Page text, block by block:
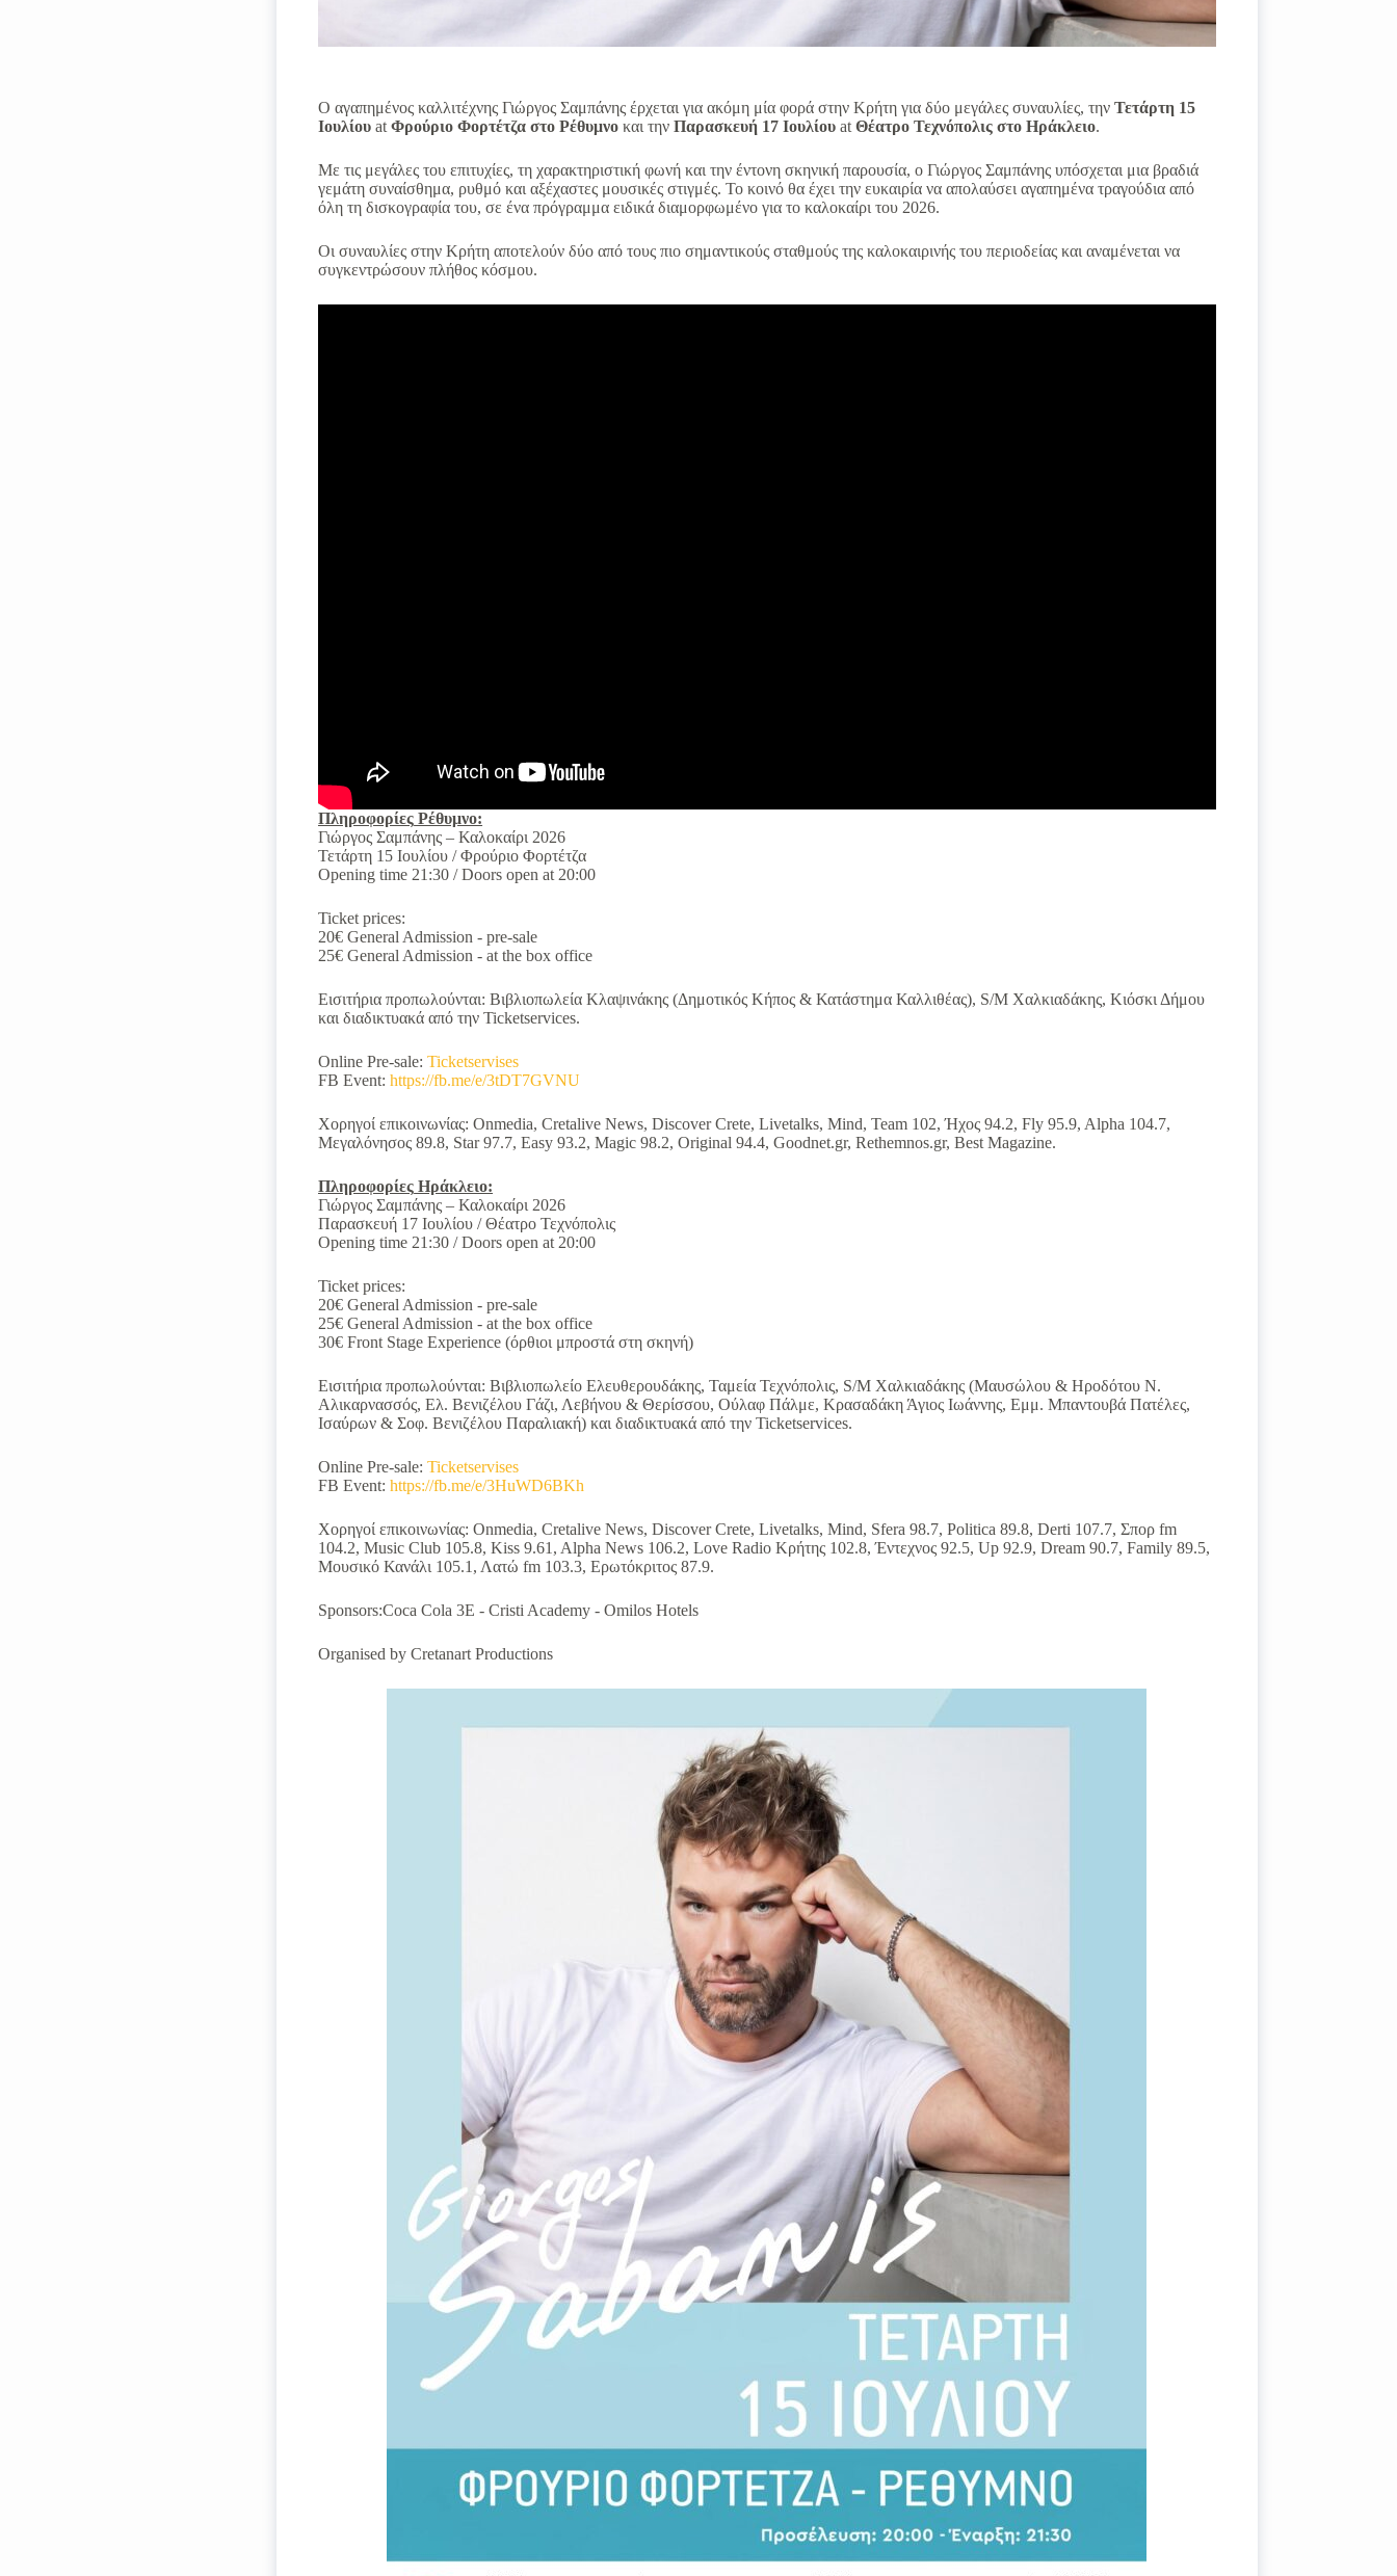
Ο αγαπημένος καλλιτέχνης Γιώργος Σαμπάνης έρχεται για ακόμη μία φορά στην Κρήτη για δύο μεγάλες συναυλίες, την Τετάρτη 15
Ιουλίουat Φρούριο Φορτέτζα στο Ρέθυμνο και τηνΠαρασκευή 17 ΙουλίουatΘέατρο Τεχνόπολις στο Ηράκλειο.
Με τις μεγάλες του επιτυχίες, τη χαρακτηριστική φωνή και την έντονη σκηνική παρουσία, ο Γιώργος Σαμπάνης υπόσχεται μια βραδιά
γεμάτη συναίσθημα, ρυθμό και αξέχαστες μουσικές στιγμές. Το κοινό θα έχει την ευκαιρία να απολαύσει αγαπημένα τραγούδια από
όλη τη δισκογραφία του, σε ένα πρόγραμμα ειδικά διαμορφωμένο για το καλοκαίρι του 2026.
Οι συναυλίες στην Κρήτη αποτελούν δύο από τους πιο σημαντικούς σταθμούς της καλοκαιρινής του περιοδείας και αναμένεται να
συγκεντρώσουν πλήθος κόσμου.
Πληροφορίες Ρέθυμνο:
Γιώργος Σαμπάνης – Καλοκαίρι 2026
Τετάρτη 15 Ιουλίου / Φρούριο Φορτέτζα
Opening time 21:30 / Doors open at 20:00
Ticket prices:
20€ General Admission - pre-sale
25€ General Admission - at the box office
Εισιτήρια προπωλούνται: Βιβλιοπωλεία Κλαψινάκης (Δημοτικός Κήπος & Κατάστημα Καλλιθέας), S/M Χαλκιαδάκης, Κιόσκι Δήμου
και διαδικτυακά από την Ticketservices.
Online Pre-sale: Ticketservises
FB Event:https://fb.me/e/3tDT7GVNU
Χορηγοί επικοινωνίας: Onmedia, Cretalive News, Discover Crete, Livetalks, Mind, Team 102, Ήχος 94.2, Fly 95.9, Alpha 104.7,
Μεγαλόνησος 89.8, Star 97.7, Easy 93.2, Magic 98.2, Original 94.4, Goodnet.gr, Rethemnos.gr, Best Magazine.
Πληροφορίες Ηράκλειο:
Γιώργος Σαμπάνης – Καλοκαίρι 2026
Παρασκευή 17 Ιουλίου / Θέατρο Τεχνόπολις
Opening time 21:30 / Doors open at 20:00
Ticket prices:
20€ General Admission - pre-sale
25€ General Admission - at the box office
30€ Front Stage Experience (όρθιοι μπροστά στη σκηνή)
Εισιτήρια προπωλούνται: Βιβλιοπωλείο Ελευθερουδάκης, Ταμεία Τεχνόπολις, S/M Χαλκιαδάκης (Μαυσώλου & Ηροδότου Ν.
Αλικαρνασσός, Ελ. Βενιζέλου Γάζι, Λεβήνου & Θερίσσου, Ούλαφ Πάλμε, Κρασαδάκη Άγιος Ιωάννης, Εμμ. Μπαντουβά Πατέλες,
Ισαύρων & Σοφ. Βενιζέλου Παραλιακή) και διαδικτυακά από την Ticketservices.
Online Pre-sale: Ticketservises
FB Event:https://fb.me/e/3HuWD6BKh
Χορηγοί επικοινωνίας: Onmedia, Cretalive News, Discover Crete, Livetalks, Mind, Sfera 98.7, Politica 89.8, Derti 107.7, Σπορ fm
104.2, Music Club 105.8, Kiss 9.61, Alpha News 106.2, Love Radio Κρήτης 102.8, Έντεχνος 92.5, Up 92.9, Dream 90.7, Family 89.5,
Μουσικό Κανάλι 105.1, Λατώ fm 103.3, Ερωτόκριτος 87.9.
Sponsors:Coca Cola 3E - Cristi Academy - Omilos Hotels
Organised by Cretanart Productions